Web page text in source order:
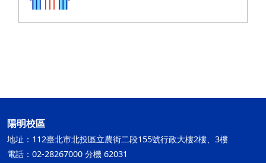
陽明校區
地址：112臺北市北投區立農街二段155號行政大樓2樓、3樓
電話：02-28267000 分機 62031